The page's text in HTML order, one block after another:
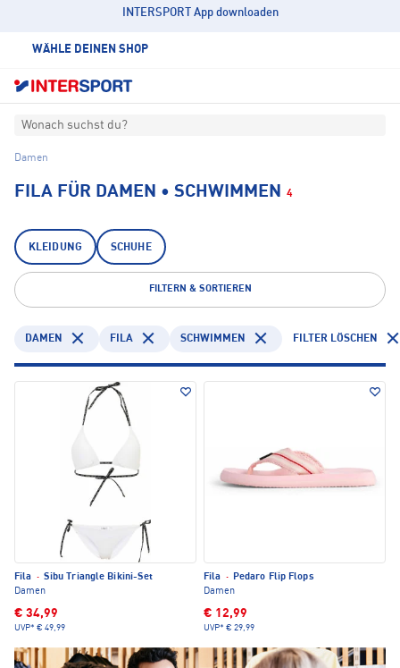
INTERSPORT App downloaden
WÄHLE DEINEN SHOP
Wonach suchst du?
Damen
FILA FÜR DAMEN • SCHWIMMEN 4
KLEIDUNG SCHUHE
FILTERN & SORTIEREN
DAMEN FILA SCHWIMMEN FILTER LÖSCHEN
Fila · Sibu Triangle Bikini-Set
Damen
€ 34,99
UVP* € 49,99
Fila ·
Pedaro Flip Flops
Damen
€ 12,99
UVP* € 29,99